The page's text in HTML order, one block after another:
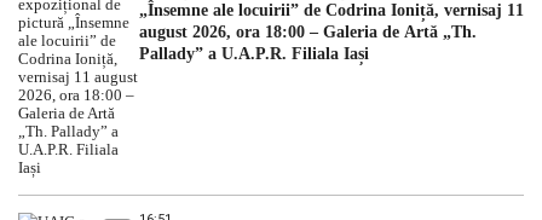
„Însemne ale locuirii” de Codrina Ioniță, vernisaj 11
august 2026, ora 18:00 – Galeria de Artă „Th.
Pallady” a U.A.P.R. Filiala Iași